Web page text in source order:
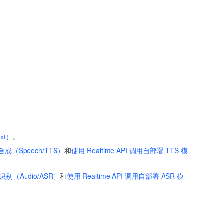
） 。
成（Speech/TTS） 和使用 Realtime API 调用自部署 TTS 模
别（Audio/ASR） 和使用 Realtime API 调用自部署 ASR 模